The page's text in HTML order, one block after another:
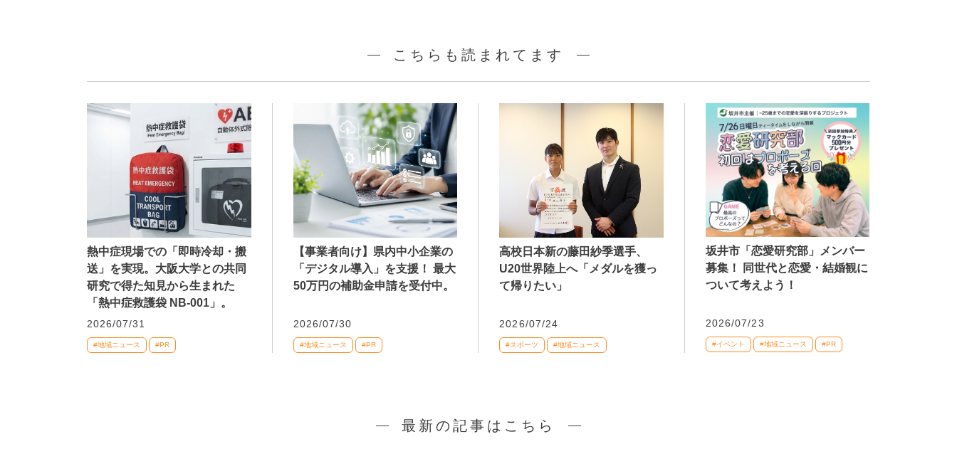
こちらも読まれてます
熱中症現場での「即時冷却・搬
送」を実現。大阪大学との共同
研究で得た知見から生まれた
「熱中症救護袋 NB-001」。
2026/07/31
#地域ニュース #PR
【事業者向け】県内中小企業の
「デジタル導入」を支援！ 最大
50万円の補助金申請を受付中。
2026/07/30
#地域ニュース #PR
高校日本新の藤田紗季選手、
U20世界陸上へ「メダルを獲っ
て帰りたい」
2026/07/24
#スポーツ #地域ニュース
坂井市「恋愛研究部」メンバー
募集！ 同世代と恋愛・結婚観に
ついて考えよう！
2026/07/23
#イベント #地域ニュース #PR
最新の記事はこちら